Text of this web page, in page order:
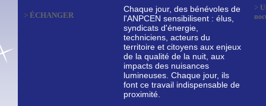
> ÉCHANGER
Chaque jour, des bénévoles de
l'ANPCEN sensibilisent : élus,
syndicats d'énergie,
techniciens, acteurs du
territoire et citoyens aux enjeux
de la qualité de la nuit, aux
impacts des nuisances
lumineuses. Chaque jour, ils
font ce travail indispensable de
proximité.
>